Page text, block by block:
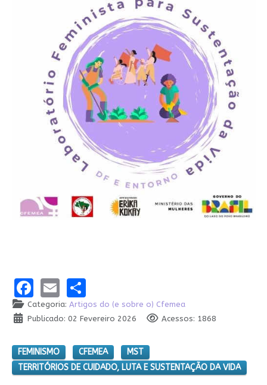
Facebook
EmailShare
Categoria: Artigos do (e sobre o) Cfemea
Publicado: 02 Fevereiro 2026
Acessos: 1868
FEMINISMO CFEMEA
MST
TERRITÓRIOS DE CUIDADO, LUTA E SUSTENTAÇÃO DA VIDA